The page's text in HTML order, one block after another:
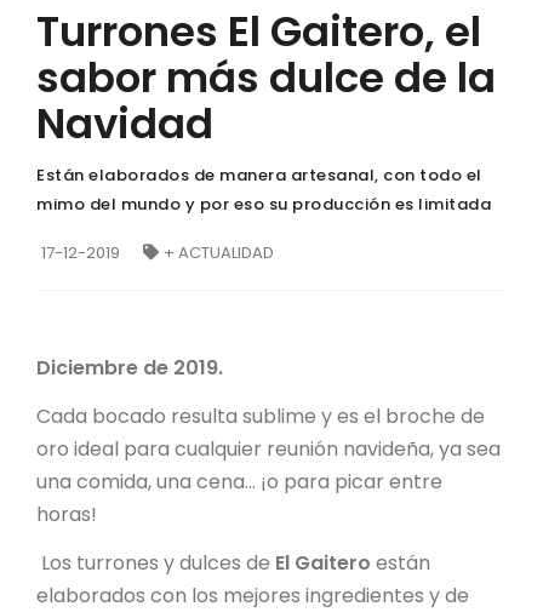
Turrones El Gaitero, el
sabor más dulce de la
Navidad
Están elaborados de manera artesanal, con todo el
mimo del mundo y por eso su producción es limitada
17-12-2019 + ACTUALIDAD
Diciembre de 2019.
Cada bocado resulta sublime y es el broche de
oro ideal para cualquier reunión navideña, ya sea
una comida, una cena... ¡o para picar entre
horas!
Los turrones y dulces de El Gaitero están
elaborados con los mejores ingredientes y de